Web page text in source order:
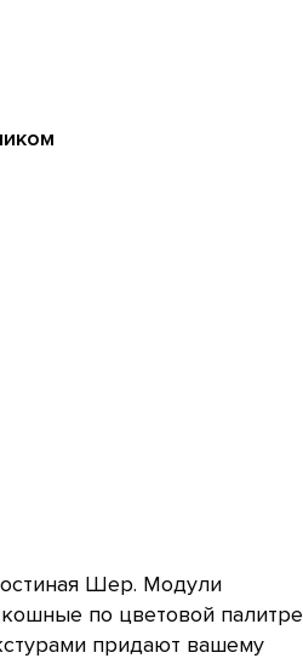
Шер. Модули
по цветовой палитре
придают вашему